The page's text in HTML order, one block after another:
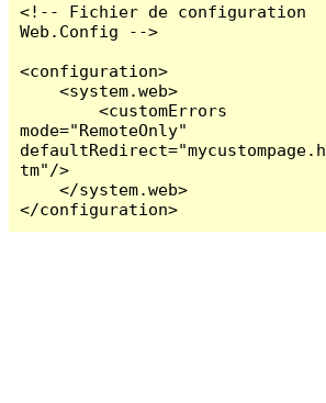
<!-- Fichier de configuration
Web.Config -->
<configuration>
    <system.web>
        <customErrors
mode="RemoteOnly"
defaultRedirect="mycustompage.h
tm"/>
    </system.web>
</configuration>